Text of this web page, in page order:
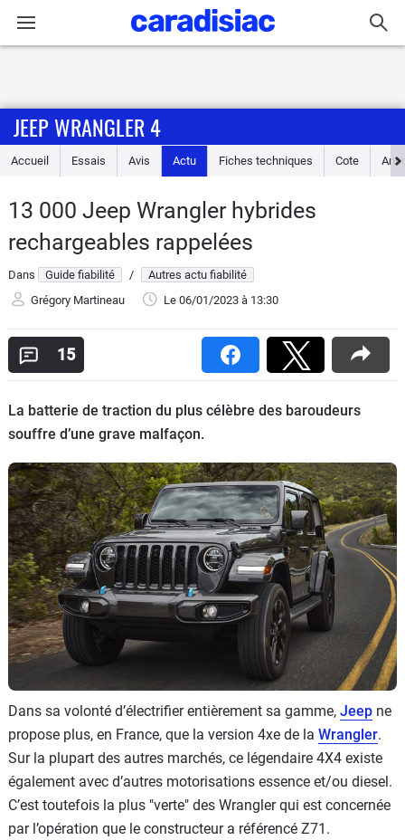
Accueil
Essais
Guide
d'achat
Electriques
Utilitaires
Flottes
Services
Forum
Moto
Marques
JEEP WRANGLER 4
Accueil Essais Avis Actu Fiches techniques Cote
13 000 Jeep Wrangler hybrides
rechargeables rappelées
Dans Guide fiabilité /
Autres actu fiabilité
Grégory Martineau
Le 06/01/2023 à 13:30
15
La batterie de traction du plus célèbre des baroudeurs
souffre d’une grave malfaçon.
Dans sa volonté d’électrifier entièrement sa gamme, Jeep ne
propose plus, en France, que la version 4xe de la Wrangler.
Sur la plupart des autres marchés, ce légendaire 4X4 existe
également avec d’autres motorisations essence et/ou diesel.
C’est toutefois la plus "verte" des Wrangler qui est concernée
par l’opération que le constructeur a référencé Z71.